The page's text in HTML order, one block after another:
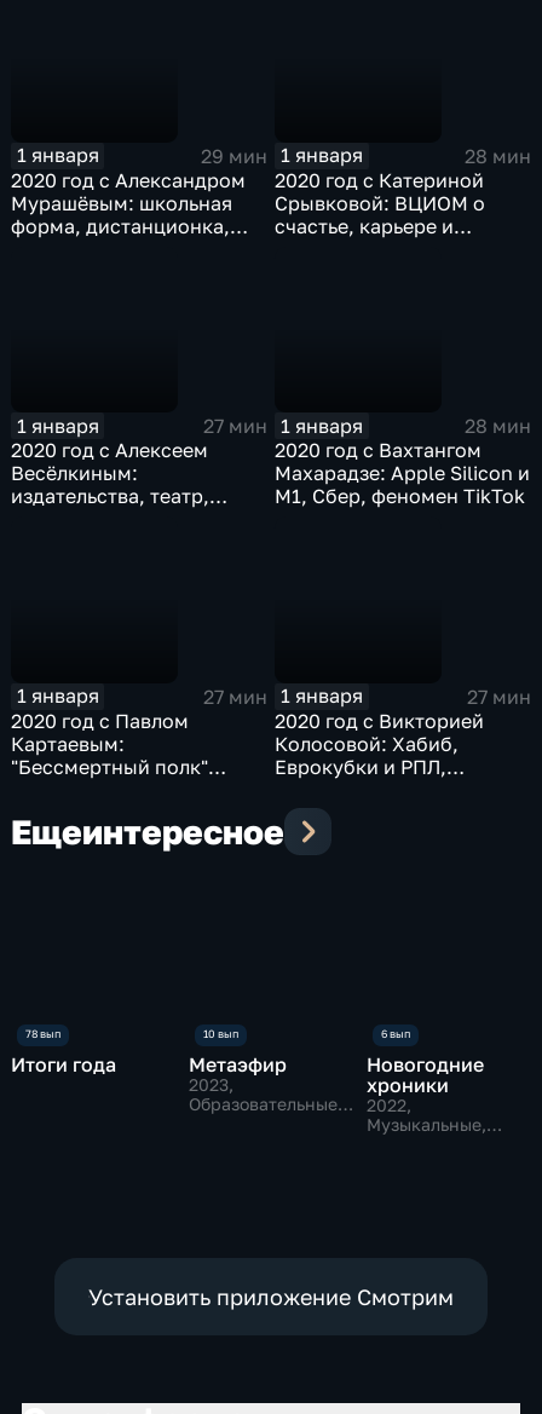
1 января
29 мин
2020 год с Александром
Мурашёвым: школьная
форма, дистанционка,
1 января
28 мин
2020 год с Катериной
Срывковой: ВЦИОМ о
счастье, карьере и
1 января
27 мин
2020 год с Алексеем
Весёлкиным:
издательства, театр,
1 января
28 мин
2020 год с Вахтангом
Махарадзе: Apple Silicon и
M1, Сбер, феномен TikTok
1 января
27 мин
2020 год с Павлом
Картаевым:
"Бессмертный полк"
1 января
27 мин
2020 год с Викторией
Колосовой: Хабиб,
Еврокубки и РПЛ,
Ещеинтересное
Итоги года Метаэфир
2023,
Образовательные,
Новогодние
хроники
2022,
Музыкальные,
Установить приложение Смотрим